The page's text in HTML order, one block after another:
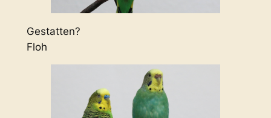
Gestatten?
Floh